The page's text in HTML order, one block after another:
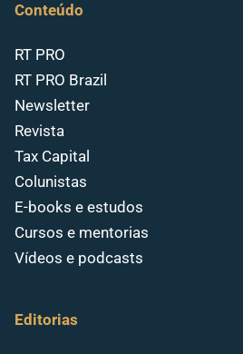
Conteúdo
RT PRO
RT PRO Brazil
Newsletter
Revista
Tax Capital
Colunistas
E-books e estudos
Cursos e mentorias
Vídeos e podcasts
Editorias